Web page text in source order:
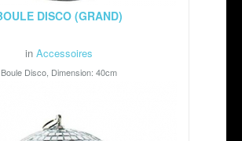
DISCO (GRAND)
in Accessoires
Boule Disco, Dimension: 40cm